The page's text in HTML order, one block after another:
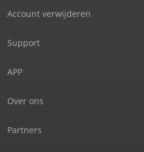
Account verwijderen
Support
APP
Over ons
Partners